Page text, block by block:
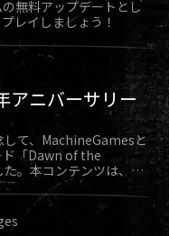
無料アップデートとし
レイしましょう！
アニバーサリー
して、MachineGamesと
ド「Dawn of the
。本コンテンツは、
デートとして好評配信